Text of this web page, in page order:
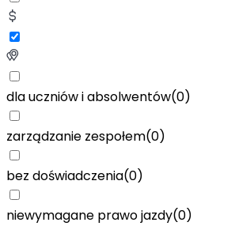
dla uczniów i absolwentów(0)
zarządzanie zespołem(0)
bez doświadczenia(0)
niewymagane prawo jazdy(0)